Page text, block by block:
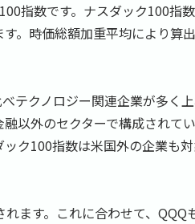
指数です。ナスダック100指
。時価総額加重平均により算
テクノロジー関連企業が多く
以外のセクターで構成されて
ク100指数は米国外の企業も
ます。これに合わせて、QQQ